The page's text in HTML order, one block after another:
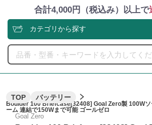
合計4,000円（税込み）以上で
TOP バッテリー
Boulder 100 Briefcase[32408] Goal Zero製 100Wソ
ーム 連結で150Wまで可能 ゴールゼロ
Goal Zero